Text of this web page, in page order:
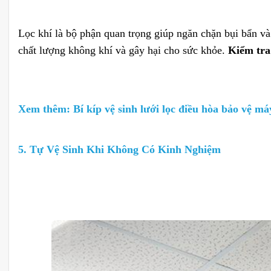
Lọc khí là bộ phận quan trọng giúp ngăn chặn bụi bẩn
chất lượng không khí và gây hại cho sức khỏe. Kiểm
Xem thêm: Bí kíp vệ sinh lưới lọc điều hòa bảo vệ
5. Tự Vệ Sinh Khi Không Có Kinh Nghiệm